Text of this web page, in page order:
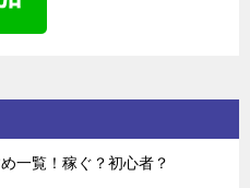
一覧！稼ぐ？初心者？